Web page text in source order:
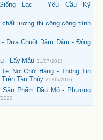
Lạc - Yêu Cầu Kỹ
chất lượng thi công công trình
Dưa Chuột Dầm Dấm - Đóng
- Lấy Mẫu 31/07/2015
Te Nơ Chở Hàng - Thông Tin
Tàu Thủy 25/05/2016
Sản Phẩm Dầu Mỏ - Phương
2020